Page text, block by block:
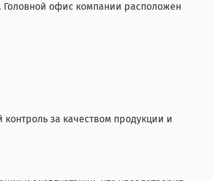
офис компании расположен
за качеством продукции и